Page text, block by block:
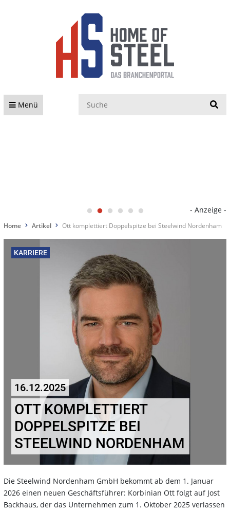
Menü
- Anzeige -
Home Artikel Ott komplettiert Doppelspitze bei Steelwind Nordenham
KARRIERE
16.12.2025
OTT KOMPLETTIERT
DOPPELSPITZE BEI
STEELWIND NORDENHAM
Die Steelwind Nordenham GmbH bekommt ab dem 1. Januar
2026 einen neuen Geschäftsführer: Korbinian Ott folgt auf Jost
Backhaus, der das Unternehmen zum 1. Oktober 2025 verlassen